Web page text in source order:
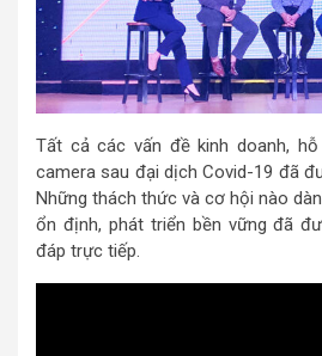
Tất cả các vấn đề kinh doanh,
camera sau đại dịch Covid-19 đã
Những thách thức và cơ hội nào
ổn định, phát triển bền vững đã
đáp trực tiếp.